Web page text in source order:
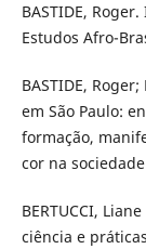
BASTIDE,
Estudos Afro-
BASTIDE,
em São Paulo:
formação,
cor na
BERTUCCI,
ciência e